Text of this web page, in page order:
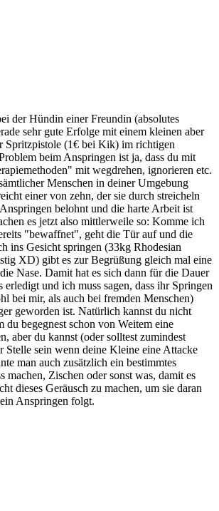
der Hündin einer Freundin (absolutes
sehr gute Erfolge mit einem kleinen aber
Spritzpistole (1€ bei Kik) im richtigen
beim Anspringen ist ja, dass du mit
mit wegdrehen, ignorieren etc.
Menschen in deiner Umgebung
einer von zehn, der sie durch streicheln
belohnt und die harte Arbeit ist
es jetzt also mittlerweile so: Komme ich
"bewaffnet", geht die Tür auf und die
ins Gesicht springen (33kg Rhodesian
XD) gibt es zur Begrüßung gleich mal eine
Nase. Damit hat es sich dann für die Dauer
erledigt und ich muss sagen, dass ihr Springen
bei mir, als auch bei fremden Menschen)
geworden ist. Natürlich kannst du nicht
du begegnest schon von Weitem eine
aber du kannst (oder solltest zumindest
Stelle sein wenn deine Kleine eine Attacke
man auch zusätzlich ein bestimmtes
machen, Zischen oder sonst was, damit es
dieses Geräusch zu machen, um sie daran
Anspringen folgt.